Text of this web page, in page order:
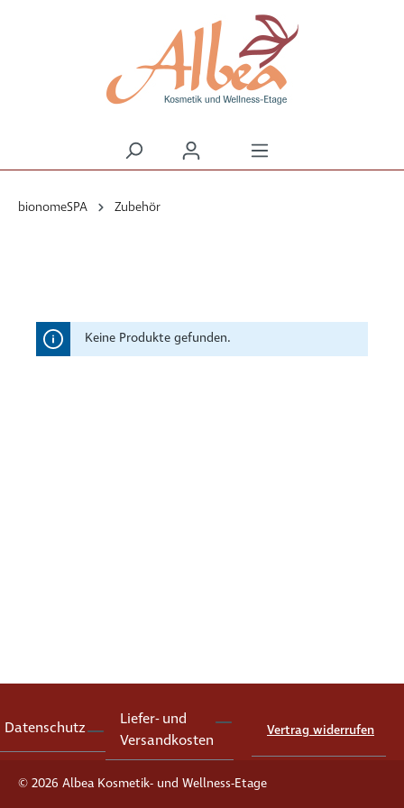
bionomeSPA Zubehör
Keine Produkte gefunden.
Datenschutz
Liefer- und
Versandkosten
Vertrag widerrufen
© 2026 Albea Kosmetik- und Wellness-Etage